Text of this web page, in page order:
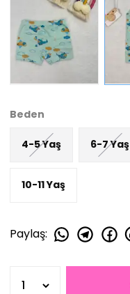
Beden
4-5 Yaş 6-7 Yaş
10-11 Yaş
Paylaş: